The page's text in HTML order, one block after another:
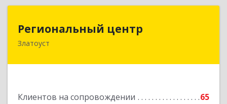
Региональный центр
Златоуст
Клиентов на сопровождении 65
Региональный центр
456227, Челябинская обл, Златоуст г, Мира пр-